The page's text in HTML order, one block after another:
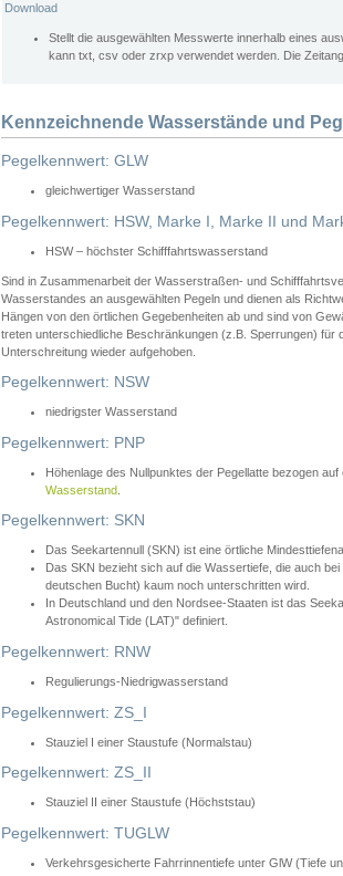
Download
Stellt die ausgewählten Messwerte innerhalb eines
kann txt, csv oder zrxp verwendet werden. Die
Kennzeichnende Wasserstände und
Pegelkennwert: GLW
gleichwertiger Wasserstand
Pegelkennwert: HSW, Marke I, Marke II und
HSW – höchster Schifffahrtswasserstand
Sind in Zusammenarbeit der Wasserstraßen- und
Wasserstandes an ausgewählten Pegeln und dienen als
Hängen von den örtlichen Gegebenheiten ab und sind von
treten unterschiedliche Beschränkungen (z.B. Sperrungen) für
Unterschreitung wieder aufgehoben.
Pegelkennwert: NSW
niedrigster Wasserstand
Pegelkennwert: PNP
Höhenlage des Nullpunktes der Pegellatte bezogen auf
Wasserstand
Pegelkennwert: SKN
Das Seekartennull (SKN) ist eine örtliche
Das SKN bezieht sich auf die Wassertiefe, die auch
deutschen Bucht) kaum noch unterschritten wird.
In Deutschland und den Nordsee-Staaten ist das
Astronomical Tide (LAT)" definiert.
Pegelkennwert: RNW
Regulierungs-Niedrigwasserstand
Pegelkennwert: ZS_I
Stauziel I einer Staustufe (Normalstau)
Pegelkennwert: ZS_II
Stauziel II einer Staustufe (Höchststau)
Pegelkennwert: TUGLW
Verkehrsgesicherte Fahrrinnentiefe unter GlW (Tiefe